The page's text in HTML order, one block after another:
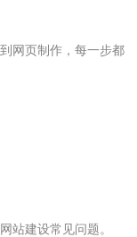
网页制作，每一步都
站建设常见问题。